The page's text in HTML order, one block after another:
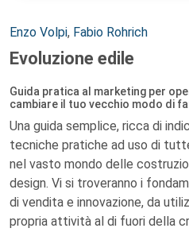
Autori:
Enzo Volpi, Fabio Rohrich
Evoluzione edile
Guida pratica al marketing per
cambiare il tuo vecchio modo di
Una guida semplice, ricca di
tecniche pratiche ad uso di
nel vasto mondo delle
design. Vi si troveranno i
di vendita e innovazione, da
propria attività al di fuori della